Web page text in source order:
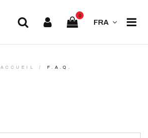
0
FRA
ACCUEIL F.A.Q.